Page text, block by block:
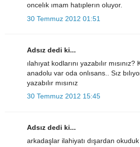
oncelık ımam hatıplerın oluyor.
30 Temmuz 2012 01:51
Adsız dedi ki...
ılahıyat kodlarını yazabılır
anadolu var oda onlısans.. Sız
yazabılır mısınız
30 Temmuz 2012 15:45
Adsız dedi ki...
arkadaşlar ilahiyatı dışardan